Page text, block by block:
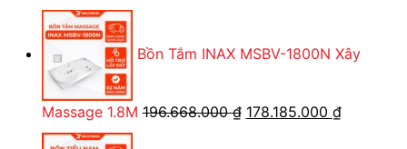
7.910.000 ₫. là:
Bồn Tắm INAX MSBV-1800N Xây
Massage 1.8M 196.668.000₫ Giá
178.185.000 ₫Giá